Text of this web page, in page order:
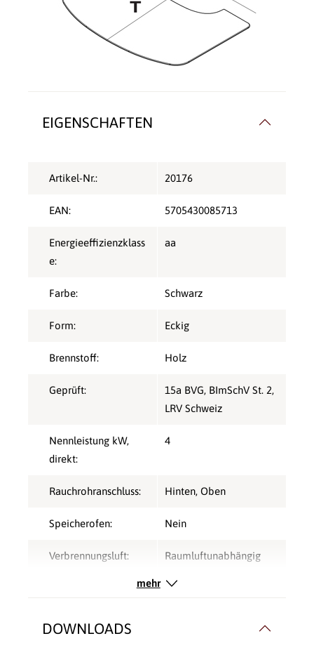
EIGENSCHAFTEN
Artikel-Nr.: 20176
EAN: 5705430085713
Energieeffizienzklass
e:
aa
Farbe: Schwarz
Form: Eckig
Brennstoff: Holz
Geprüft: 15a BVG, BImSchV St. 2,
LRV Schweiz
Nennleistung kW,
direkt:
4
Rauchrohranschluss: Hinten, Oben
Speicherofen: Nein
Verbrennungsluft: Raumluftunabhängig
Front
mehr
DOWNLOADS